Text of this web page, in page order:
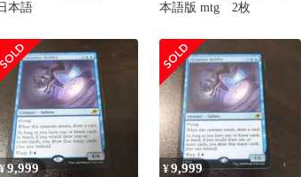
本語
本語版 mtg 2枚
9,999 ¥9,999